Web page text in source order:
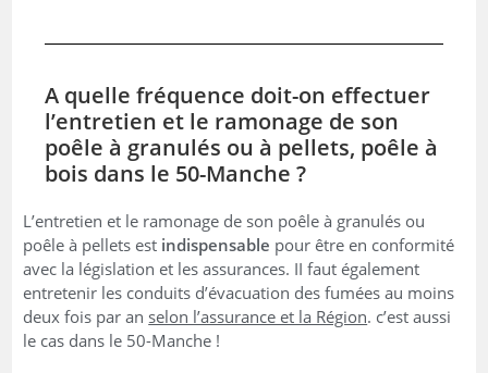
A quelle fréquence doit-on effectuer
l’entretien et le ramonage de son
poêle à granulés ou à pellets, poêle à
bois dans le 50-Manche ?
L’entretien et le ramonage de son poêle à granulés ou
poêle à pellets est indispensable pour être en conformité
avec la législation et les assurances. II faut également
entretenir les conduits d’évacuation des fumées au moins
deux fois par an selon l’assurance et la Région. c’est aussi
le cas dans le 50-Manche !